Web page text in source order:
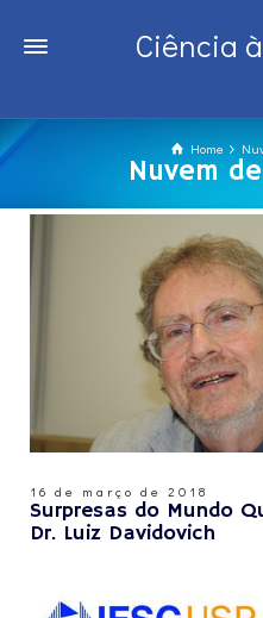
Ciência
Home
Nuvem
16 de março de 2018
Surpresas do Mundo
Dr. Luiz Davidovich